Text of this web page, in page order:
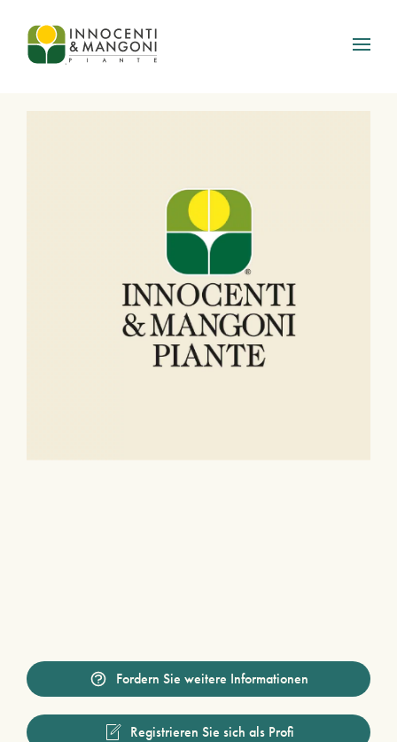
Skip to main content
Fordern Sie weitere Informationen
Registrieren Sie sich als Profi